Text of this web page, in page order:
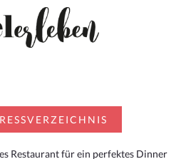
Restaurant für ein perfektes Dinner